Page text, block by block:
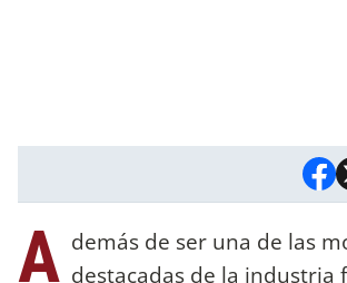
A demás de ser una de las
destacadas de la industria